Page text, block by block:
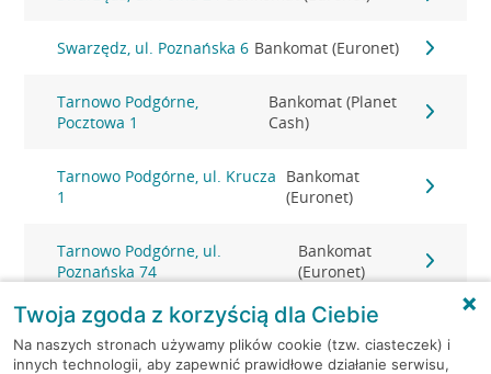
Swarzędz, ul. Poznańska 6 Bankomat (Euronet)
Tarnowo Podgórne,
Pocztowa 1
Bankomat (Planet
Cash)
Tarnowo Podgórne, ul. Krucza
1
Bankomat
(Euronet)
Tarnowo Podgórne, ul.
Poznańska 74
Bankomat
(Euronet)
Tarnowo Podgórne, ul.
Poznańska 74
Bankomat
(Euronet)
Twoja zgoda z korzyścią dla Ciebie
Na naszych stronach używamy plików cookie (tzw. ciasteczek) i
innych technologii, aby zapewnić prawidłowe działanie serwisu,